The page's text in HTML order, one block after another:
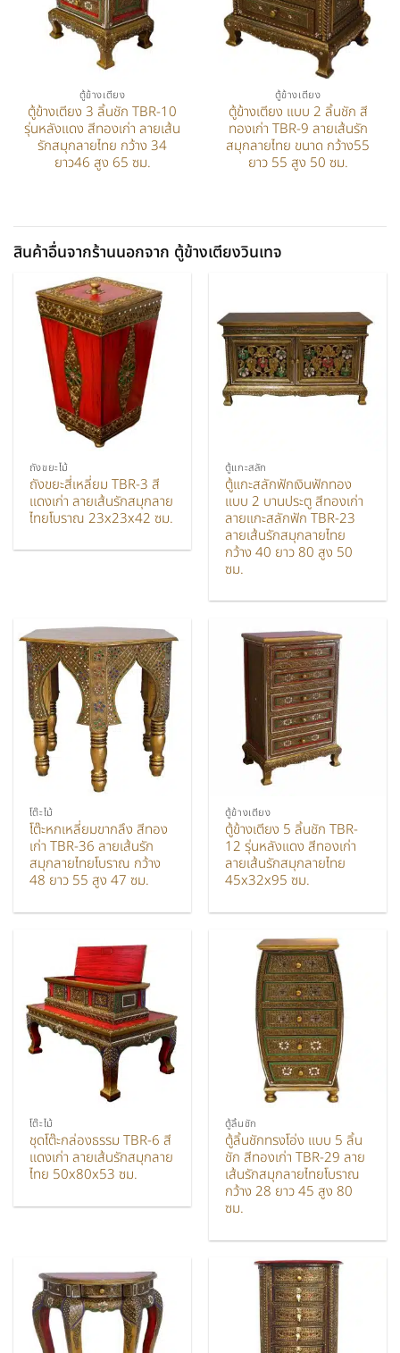
ตู้ข้างเตียง
ตู้ข้างเตียง 3 ลิ้นชัก TBR-10
รุ่นหลังแดง สีทองเก่า ลายเส้น
รักสมุกลายไทย กว้าง 34
ยาว46 สูง 65 ซม.
ตู้ข้างเตียง
ตู้ข้างเตียง แบบ 2 ลิ้นชัก สี
ทองเก่า TBR-9 ลายเส้นรัก
สมุกลายไทย ขนาด กว้าง55
ยาว 55 สูง 50 ซม.
สินค้าอื่นจากร้านนอกจาก ตู้ข้างเตียงวินเทจ
ถังขยะไม้
ถังขยะสี่เหลี่ยม TBR-3 สี
แดงเก่า ลายเส้นรักสมุกลาย
ไทยโบราณ 23x23x42 ซม.
ตู้แกะสลัก
ตู้แกะสลักฟักเงินฟักทอง
แบบ 2 บานประตู สีทองเก่า
ลายแกะสลักฟัก TBR-23
ลายเส้นรักสมุกลายไทย
กว้าง 40 ยาว 80 สูง 50
ซม.
โต๊ะไม้
โต๊ะหกเหลี่ยมขากลึง สีทอง
เก่า TBR-36 ลายเส้นรัก
สมุกลายไทยโบราณ กว้าง
48 ยาว 55 สูง 47 ซม.
ตู้ข้างเตียง
ตู้ข้างเตียง 5 ลิ้นชัก TBR-
12 รุ่นหลังแดง สีทองเก่า
ลายเส้นรักสมุกลายไทย
45x32x95 ซม.
โต๊ะไม้
ชุดโต๊ะกล่องธรรม TBR-6 สี
แดงเก่า ลายเส้นรักสมุกลาย
ไทย 50x80x53 ซม.
ตู้ลิ้นชัก
ตู้ลิ้นชักทรงโอ่ง แบบ 5 ลิ้น
ชัก สีทองเก่า TBR-29 ลาย
เส้นรักสมุกลายไทยโบราณ
กว้าง 28 ยาว 45 สูง 80
ซม.